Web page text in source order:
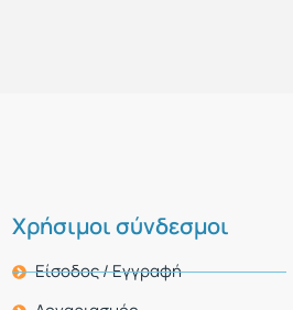
Χρήσιμοι σύνδεσμοι
Είσοδος / Εγγραφή